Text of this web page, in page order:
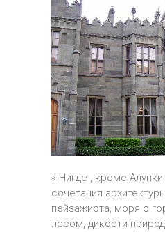
« Нигде , кроме
сочетания
пейзажиста, моря с
лесом, дикости